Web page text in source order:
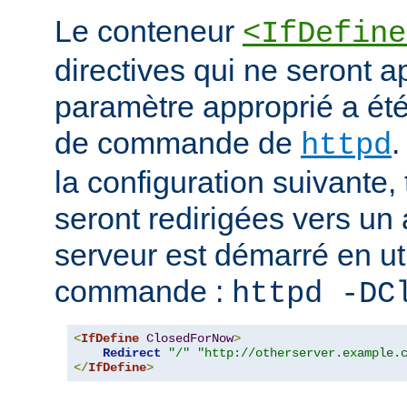
Le conteneur
directives qui ne seront
paramètre approprié a
de commande de httpd
la configuration
seront redirigées vers un
serveur est démarré en
commande : httpd -
<IfDefine ClosedForNow>
Redirect
"/"
"http://
</IfDefine>